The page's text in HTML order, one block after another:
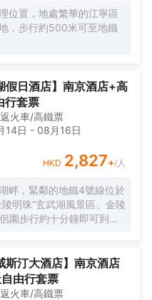
500平方米的戶外草坪區
宴會需求。
位置，地處繁華的江寧區
，步行約500米可至地鐵
假日酒店】南京酒店+高
行套票
火車/高鐵票
14日 - 08月16日
HKD 2,827+/人
畔，緊鄰的地鐵4號線位於
明珠”玄武湖風景區、金陵
園步行約十分鐘即可到
斯汀大酒店】南京酒店
由行套票
火車/高鐵票